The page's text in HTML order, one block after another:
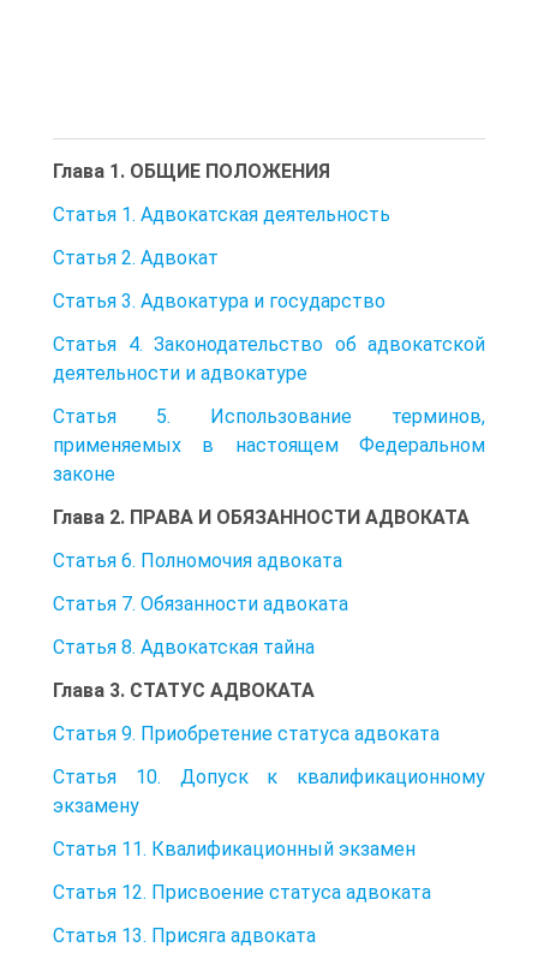
Глава 1. ОБЩИЕ ПОЛОЖЕНИЯ
Статья 1. Адвокатская деятельность
Статья 2. Адвокат
Статья 3. Адвокатура и государство
Статья 4. Законодательство об адвокатской
деятельности и адвокатуре
Статья 5. Использование терминов,
применяемых в настоящем Федеральном
законе
Глава 2. ПРАВА И ОБЯЗАННОСТИ АДВОКАТА
Статья 6. Полномочия адвоката
Статья 7. Обязанности адвоката
Статья 8. Адвокатская тайна
Глава 3. СТАТУС АДВОКАТА
Статья 9. Приобретение статуса адвоката
Статья 10. Допуск к квалификационному
экзамену
Статья 11. Квалификационный экзамен
Статья 12. Присвоение статуса адвоката
Статья 13. Присяга адвоката